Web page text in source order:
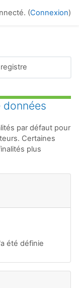
(Connexion)
données
par défaut pour
Certaines
plus
été définie